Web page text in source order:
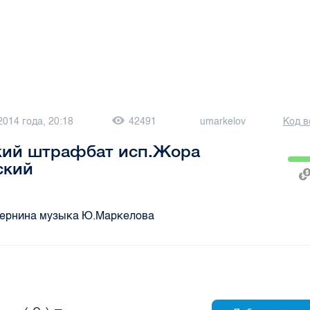
года, 20:18 42491 umarkelov Код
штрафбат исп.Жора
музыка Ю.Маркелова